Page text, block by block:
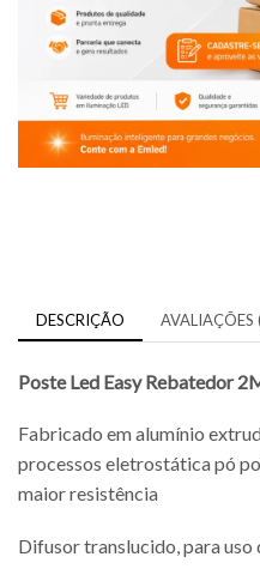
DESCRIÇÃO AVALIAÇÕES
Poste Led Easy Rebatedor
Fabricado em alumínio
processos eletrostática pó
maior resistência
Difusor translucido, para uso